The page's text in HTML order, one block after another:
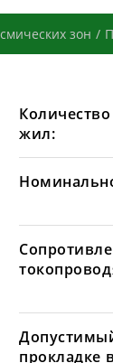
зон /
жил:
прокладке